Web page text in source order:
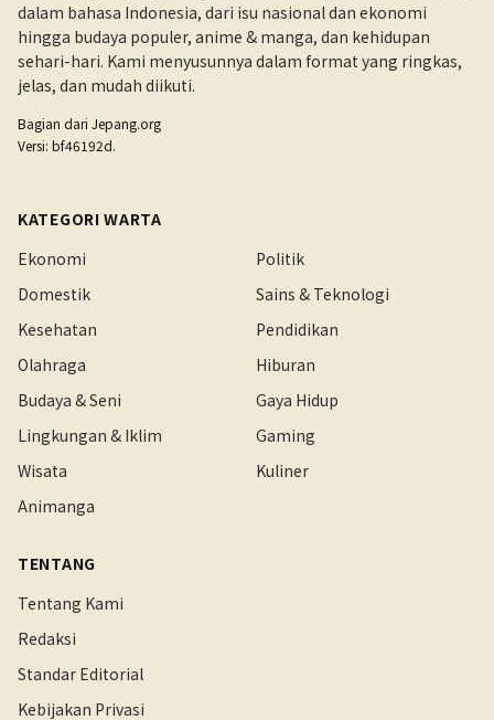
dalam bahasa Indonesia, dari isu nasional dan ekonomi
hingga budaya populer, anime & manga, dan kehidupan
sehari-hari. Kami menyusunnya dalam format yang ringkas,
jelas, dan mudah diikuti.
Bagian dari Jepang.org
Versi: bf46192d.
KATEGORI WARTA
Ekonomi
Politik
Domestik
Sains & Teknologi
Kesehatan
Pendidikan
Olahraga
Hiburan
Budaya & Seni
Gaya Hidup
Lingkungan & Iklim
Gaming
Wisata
Kuliner
Animanga
TENTANG
Tentang Kami
Redaksi
Standar Editorial
Kebijakan Privasi